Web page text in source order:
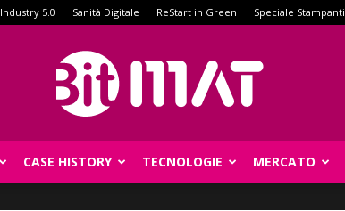
Industry 5.0 Sanità Digitale ReStart in Green Speciale Stampanti
CASE HISTORY TECNOLOGIE MERCATO